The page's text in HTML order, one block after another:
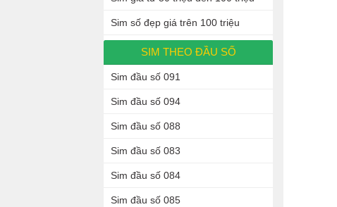
Sim số đẹp giá trên 100 triệu
SIM THEO ĐẦU SỐ
Sim đầu số 091
Sim đầu số 094
Sim đầu số 088
Sim đầu số 083
Sim đầu số 084
Sim đầu số 085